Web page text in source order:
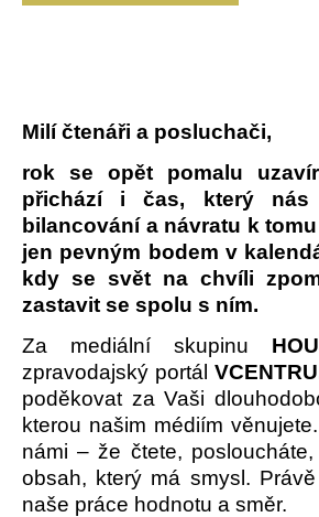
Milí čtenáři a posluchači,
rok se opět pomalu
přichází i čas, který nás
bilancování a návratu k
jen pevným bodem v
kdy se svět na chvíli
zastavit se spolu s ním.
Za mediální skupinu
zpravodajský portál
poděkovat za Vaši
kterou našim médiím
námi – že čtete,
obsah, který má smysl.
naše práce hodnotu a směr.